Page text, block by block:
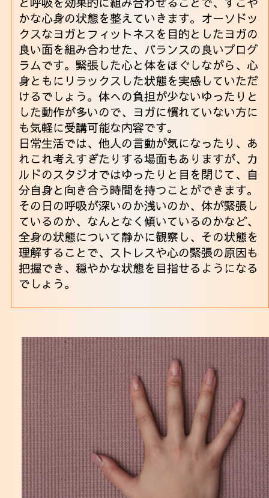
かな心身の状態を整えていきます。オーソドッ
クスなヨガとフィットネスを目的としたヨガの
良い面を組み合わせた、バランスの良いプログ
ラムです。緊張した心と体をほぐしながら、心
身ともにリラックスした状態を実感していただ
けるでしょう。体への負担が少ないゆったりと
した動作が多いので、ヨガに慣れていない方に
も気軽に受講可能な内容です。
日常生活では、他人の言動が気になったり、あ
れこれ考えすぎたりする場面もありますが、カ
ルドのスタジオではゆったりと目を閉じて、自
分自身と向き合う時間を持つことができます。
その日の呼吸が深いのか浅いのか、体が緊張し
ているのか、なんとなく傾いているのかなど、
全身の状態について静かに観察し、その状態を
理解することで、ストレスや心の緊張の原因も
把握でき、穏やかな状態を目指せるようになる
でしょう。